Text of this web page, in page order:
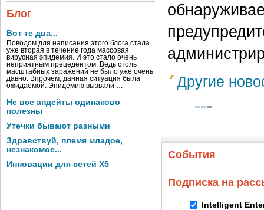
Блог
Вот те два...
Поводом для написания этого блога стала
уже вторая в течение года массовая
вирусная эпидемия. И это стало очень
неприятным прецедентом. Ведь столь
масштабных заражений не было уже очень
давно. Впрочем, данная ситуация была
ожидаемой. Эпидемию вызвали …
Не все апдейты одинаково
полезны
Утечки бывают разными
Здравствуй, племя младое,
незнакомое...
Инновации для сетей X5
Другие
События
Подписка на
Intelligent